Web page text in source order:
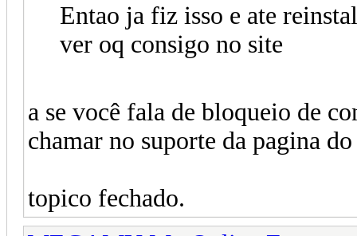
Entao ja fiz isso e ate
ver oq consigo no site
a se você fala de bloqueio de
chamar no suporte da pagina
topico fechado.